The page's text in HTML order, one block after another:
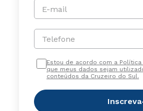
E-mail
Telefone
Estou de acordo com a
que meus dados sejam
conteúdos da Cruzeiro do Sul.